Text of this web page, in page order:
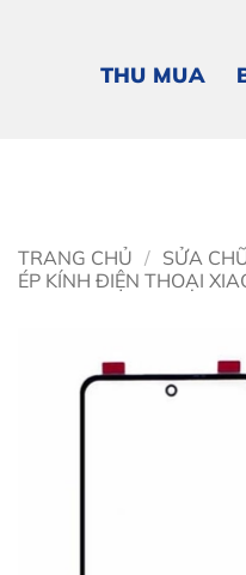
THU MUA
TRANG CHỦ / SỬA
ÉP KÍNH ĐIỆN THOẠI